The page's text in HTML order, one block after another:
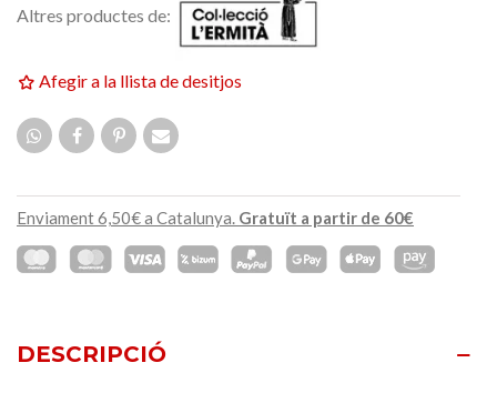
Altres productes de:
Afegir a la llista de desitjos
Enviament 6,50€ a Catalunya. Gratuït a partir de 60€
DESCRIPCIÓ